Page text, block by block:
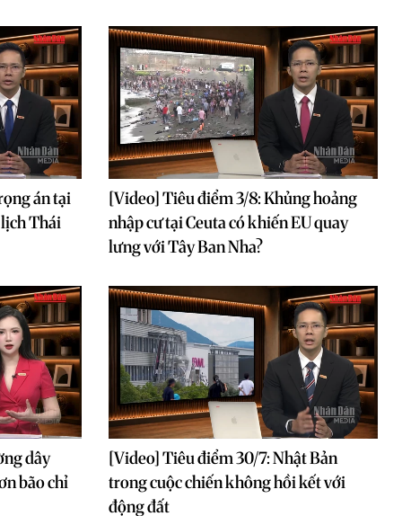
án tại
Thái
[Video] Tiêu điểm 3/8: Khủng hoảng
nhập cư tại Ceuta có khiến EU quay
lưng với Tây Ban Nha?
dây
bão chỉ
[Video] Tiêu điểm 30/7: Nhật Bản
trong cuộc chiến không hồi kết với
động đất